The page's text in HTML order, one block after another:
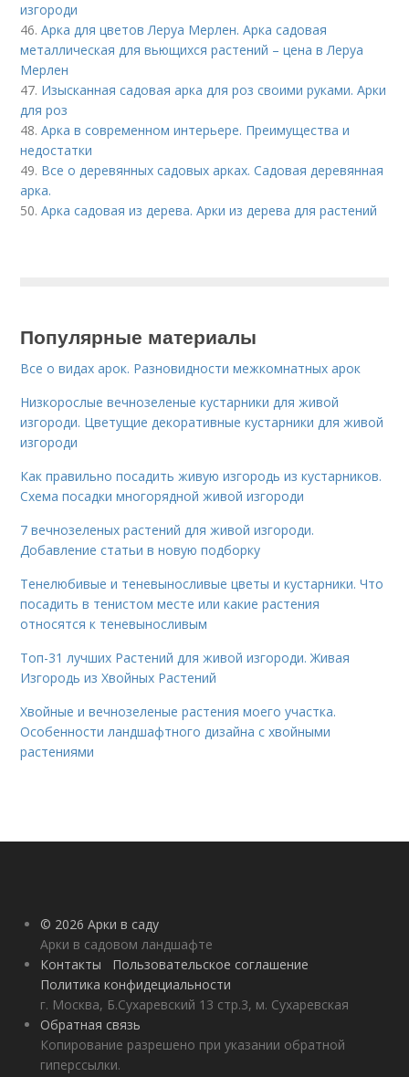
изгороди
46.Арка для цветов Леруа Мерлен. Арка садовая
металлическая для вьющихся растений – цена в Леруа
Мерлен
47. Изысканная садовая арка для роз своими руками. Арки
для роз
48.Арка в современном интерьере. Преимущества и
недостатки
49. Все о деревянных садовых арках. Садовая деревянная
арка.
50.Арка садовая из дерева. Арки из дерева для растений
Популярные материалы
Все о видах арок. Разновидности межкомнатных арок
Низкорослые вечнозеленые кустарники для живой
изгороди. Цветущие декоративные кустарники для живой
изгороди
Как правильно посадить живую изгородь из кустарников.
Схема посадки многорядной живой изгороди
7 вечнозеленых растений для живой изгороди.
Добавление статьи в новую подборку
Тенелюбивые и теневыносливые цветы и кустарники. Что
посадить в тенистом месте или какие растения
относятся к теневыносливым
Топ-31 лучших Растений для живой изгороди. Живая
Изгородь из Хвойных Растений
Хвойные и вечнозеленые растения моего участка.
Особенности ландшафтного дизайна с хвойными
растениями
© 2026 Арки в саду
Арки в садовом ландшафте
Контакты
Пользовательское соглашение
Политика конфидециальности
г. Москва, Б.Сухаревский 13 стр.3, м. Сухаревская
Обратная связь
Копирование разрешено при указании обратной
гиперссылки.